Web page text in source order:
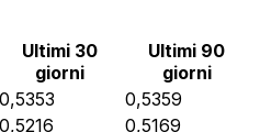
Ultimi 30
giorni
Ultimi 90
giorni
0,5353
0,5359
0,5216
0,5169